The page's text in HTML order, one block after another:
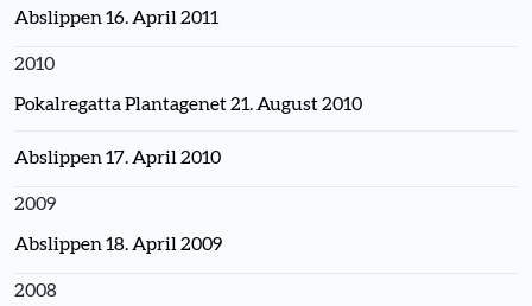
Abslippen 16. April 2011
2010
Pokalregatta Plantagenet 21. August 2010
Abslippen 17. April 2010
2009
Abslippen 18. April 2009
2008